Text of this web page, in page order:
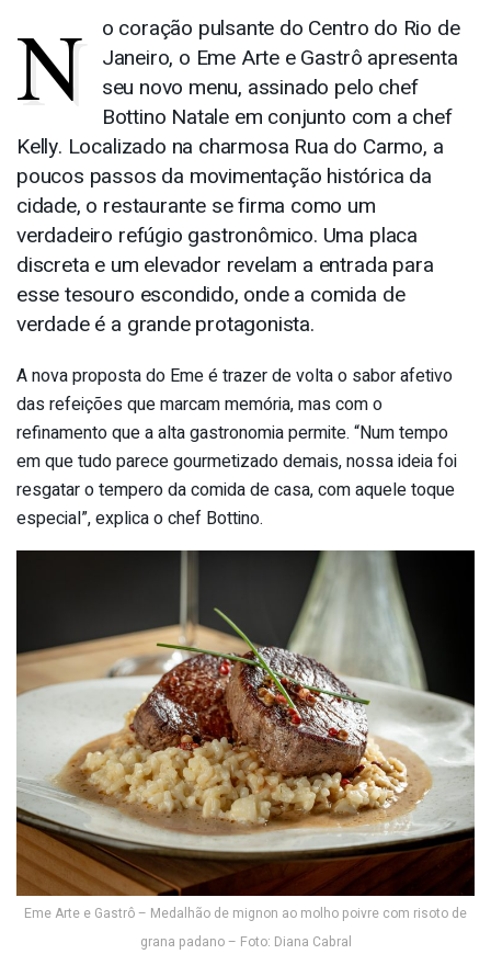
N
o coração pulsante do Centro do Rio de
Janeiro, o Eme Arte e Gastrô apresenta
seu novo menu, assinado pelo chef
Bottino Natale em conjunto com a chef
Kelly. Localizado na charmosa Rua do Carmo, a
poucos passos da movimentação histórica da
cidade, o restaurante se firma como um
verdadeiro refúgio gastronômico. Uma placa
discreta e um elevador revelam a entrada para
esse tesouro escondido, onde a comida de
verdade é a grande protagonista.
A nova proposta do Eme é trazer de volta o sabor afetivo
das refeições que marcam memória, mas com o
refinamento que a alta gastronomia permite. “Num tempo
em que tudo parece gourmetizado demais, nossa ideia foi
resgatar o tempero da comida de casa, com aquele toque
especial”, explica o chef Bottino.
Eme Arte e Gastrô – Medalhão de mignon ao molho poivre com risoto de
grana padano – Foto: Diana Cabral